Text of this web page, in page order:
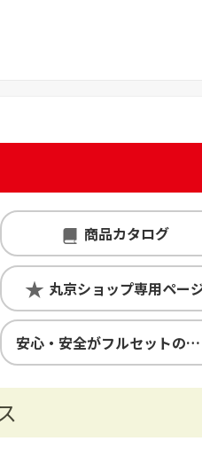
商品カタログ
丸京ショップ専用ペー
安心・安全がフルセットの丸京